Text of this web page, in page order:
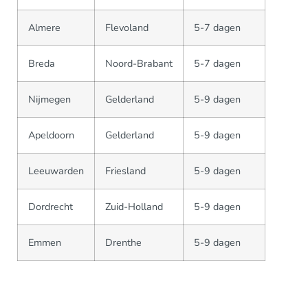
Almere Flevoland 5-7 dagen
Breda Noord-Brabant 5-7 dagen
Nijmegen Gelderland 5-9 dagen
Apeldoorn Gelderland 5-9 dagen
Leeuwarden Friesland 5-9 dagen
Dordrecht Zuid-Holland 5-9 dagen
Emmen Drenthe 5-9 dagen